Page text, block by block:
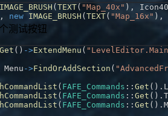
IMAGE_BRUSH (TEXT( "Map_40x" ) ,
, new IMAGE_BRUSH (TEXT( "Map_16x" ) ,
测试按钮
Get ( ) ->ExtendMenu (
Menu ->FindOrAddSection (
( FAFE_Commands :: Get ( ) .
( FAFE_Commands :: Get ( ) .
( FAFE_Commands :: Get ( ) .